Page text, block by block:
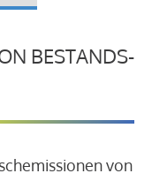
BESTANDS-
von